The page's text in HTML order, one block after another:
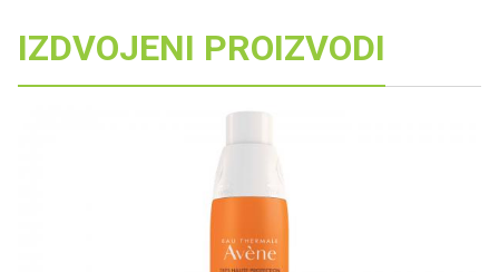
IZDVOJENI PROIZVODI